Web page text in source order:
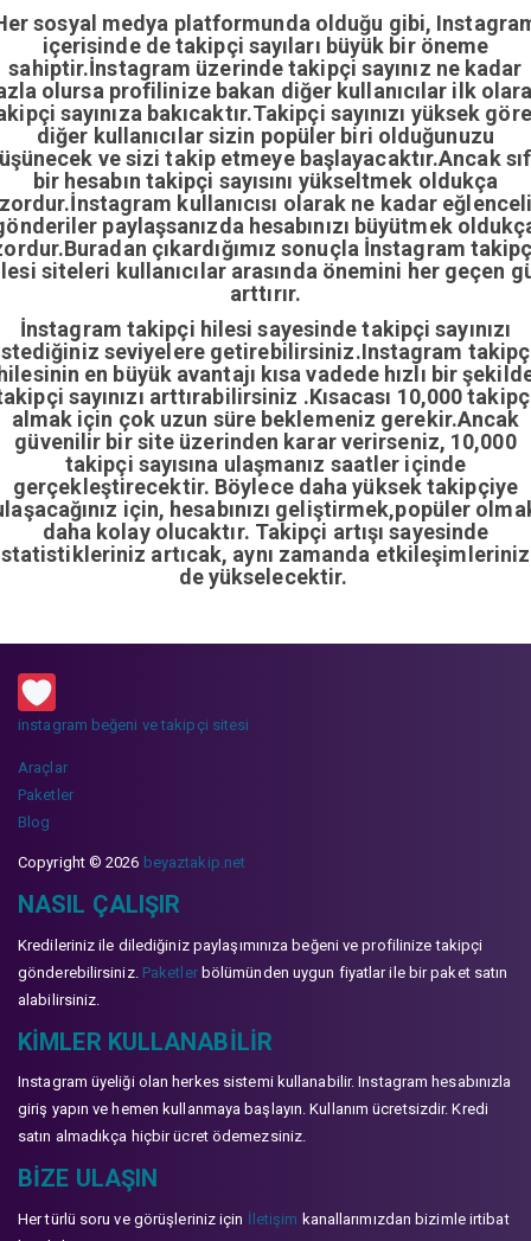
sosyal medya platformunda olduğu gibi,
içerisinde de takipçi sayıları büyük bir öneme
sahiptir.İnstagram üzerinde takipçi sayınız ne kadar
olursa profilinize bakan diğer kullanıcılar ilk
sayınıza bakıcaktır.Takipçi sayınızı yüksek
diğer kullanıcılar sizin popüler biri olduğunuzu
ve sizi takip etmeye başlayacaktır.Ancak
bir hesabın takipçi sayısını yükseltmek oldukça
kullanıcısı olarak ne kadar
paylaşsanızda hesabınızı büyütmek
çıkardığımız sonuçla İnstagram
siteleri kullanıcılar arasında önemini her geçen
arttırır.
İnstagram takipçi hilesi sayesinde takipçi sayınızı
seviyelere getirebilirsiniz.Instagram
en büyük avantajı kısa vadede hızlı bir
sayınızı arttırabilirsiniz .Kısacası 10,000
almak için çok uzun süre beklemeniz gerekir.Ancak
güvenilir bir site üzerinden karar verirseniz, 10,000
takipçi sayısına ulaşmanız saatler içinde
gerçekleştirecektir. Böylece daha yüksek takipçiye
için, hesabınızı geliştirmek,popüler
daha kolay olucaktır. Takipçi artışı sayesinde
artıcak, aynı zamanda
de yükselecektir.
instagram beğeni ve takipçi sitesi
Araçlar
Paketler
Blog
Copyright © 2026 beyaztakip.net
NASIL ÇALIŞIR
Kredileriniz ile dilediğiniz paylaşımınıza beğeni ve profilinize takipçi
gönderebilirsiniz. Paketlerbölümünden uygun fiyatlar ile bir paket satın
alabilirsiniz.
KIMLER KULLANABILIR
Instagram üyeliği olan herkes sistemi kullanabilir. Instagram hesabınızla
giriş yapın ve hemen kullanmaya başlayın. Kullanım ücretsizdir. Kredi
satın almadıkça hiçbir ücret ödemezsiniz.
BIZE ULAŞIN
Her türlü soru ve görüşleriniz için İletişim kanallarımızdan bizimle irtibat